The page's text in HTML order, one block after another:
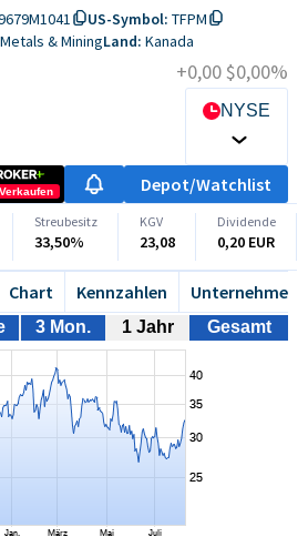
US-Symbol: TFPM
& MiningLand: Kanada
+0,00 $0,00%
NYSE
Verkaufen Depot/Watchlist
Streubesitz
33,50%
KGV
23,08
Dividende
0,20 EUR
Chart Kennzahlen Unternehmen
3 Mon. 1 Jahr Gesamt